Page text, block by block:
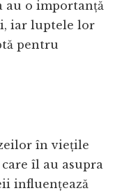
au o importanță
iar luptele lor
pentru
în viețile
îl au asupra
influențează